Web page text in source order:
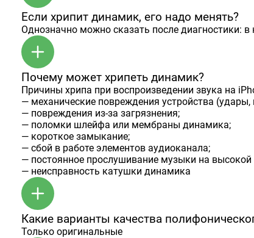
Если хрипит динамик, его надо менять?
Однозначно можно сказать после диагностики:
Почему может хрипеть динамик?
Причины хрипа при воспроизведении звука на
— механические повреждения устройства (удары,
— повреждения из-за загрязнения;
— поломки шлейфа или мембраны динамика;
— короткое замыкание;
— сбой в работе элементов аудиоканала;
— постоянное прослушивание музыки на высокой
— неисправность катушки динамика
Какие варианты качества
Только оригинальные